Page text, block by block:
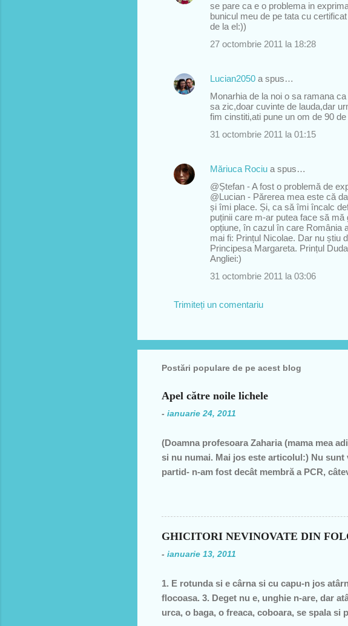
se pare ca e o problema in
bunicul meu de pe tata cu
de la el:))
27 octombrie 2011 la 18:28
Lucian2050 a spus…
Monarhia de la noi o sa ramana
sa zic,doar cuvinte de lauda,dar
fim cinstiti,ati pune un om de 90
31 octombrie 2011 la 01:15
Măriuca Rociu a spus…
@Ștefan - A fost o problemă de
@Lucian - Părerea mea este că
și îmi place. Și, ca să îmi încalc
puținii care m-ar putea face să
opțiune, în cazul în care România
mai fi: Prințul Nicolae. Dar nu știu
Principesa Margareta. Prințul
Angliei:)
31 octombrie 2011 la 03:06
Trimiteți un comentariu
Postări populare de pe acest blog
Apel către noile lichele
- ianuarie 24, 2011
(Doamna profesoara Zaharia (mama mea
si nu numai. Mai jos este articolul:) Nu
partid- n-am fost decât membră a PCR,
ţară, o bugetară care nu produce nimic
din discursul primului politician al ţării.
speranţa că ceva se va schimba, o dată cu
GHICITORI NEVINOVATE DIN
- ianuarie 13, 2011
1. E rotunda si e cârna si cu capu-n jos
flocoasa. 3. Deget nu e, unghie n-are, dar
urca, o baga, o freaca, coboara, se spala si